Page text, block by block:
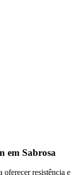
em Sabrosa
oferecer resistência e